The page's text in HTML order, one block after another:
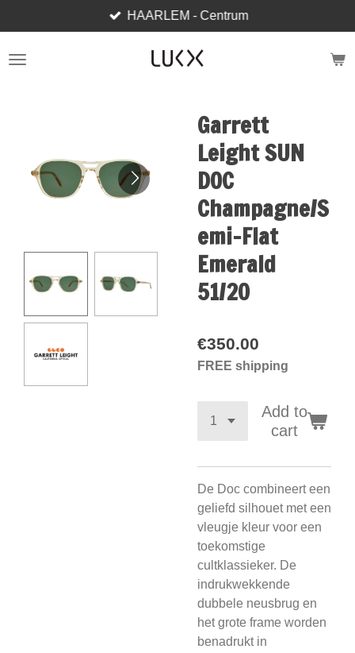
to
main
HAARLEM - Centrum
Garrett
Leight SUN
DOC
Champagne/S
emi-Flat
Emerald
51/20
€350.00
FREE shipping
Add to
cart
De Doc combineert een
geliefd silhouet met een
vleugje kleur voor een
toekomstige
cultklassieker. De
indrukwekkende
dubbele neusbrug en
het grote frame worden
benadrukt in